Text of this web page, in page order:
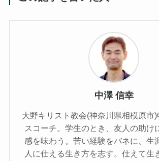
中澤 信幸
大野キリスト教会(神奈川県相模原市
スコーチ。学生のとき、友人の助け
感を味わう。苦い経験をバネに、生
人に仕える生き方を志す。仕えて生